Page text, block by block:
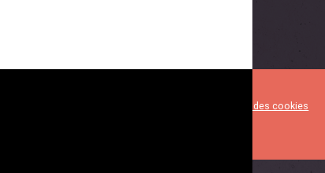
Gestion des cookies